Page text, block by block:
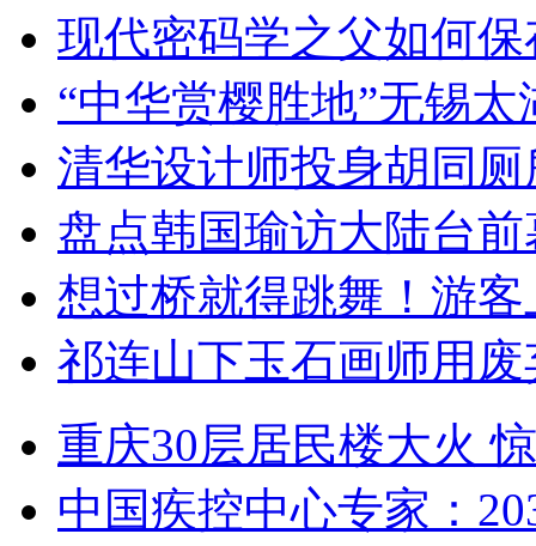
现代密码学之父如何
“中华赏樱胜地”无锡
清华设计师投身胡同
盘点韩国瑜访大陆台
想过桥就得跳舞！游客
祁连山下玉石画师用
重庆30层居民楼大火
中国疾控中心专家：